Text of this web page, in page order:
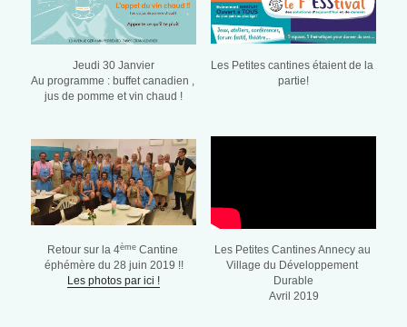
Jeudi 30 Janvier
Au programme : buffet canadien ,
jus de pomme et vin chaud !
Les Petites cantines étaient de la
partie!
Retour sur la 4ème Cantine
éphémère du 28 juin 2019 !!
Les photos par ici !
Les Petites Cantines Annecy au
Village du Développement
Durable
Avril 2019